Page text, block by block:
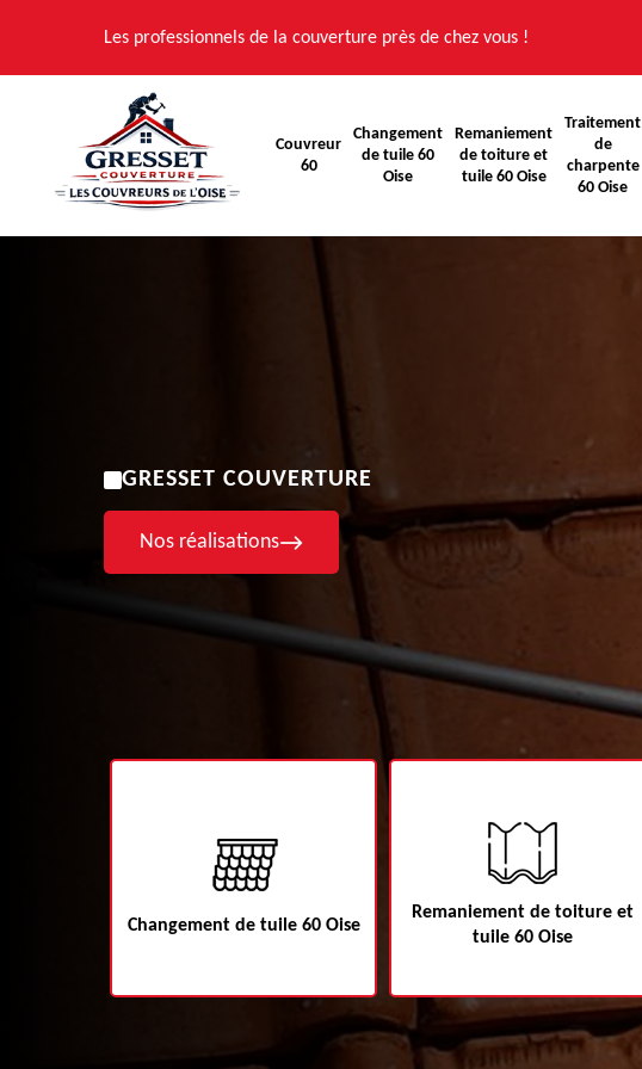
Les professionnels de la couverture près de chez vous !
Couvreur
60
Changement
de tuile 60
Oise
Remaniement
de toiture et
tuile 60 Oise
Traitement
de
charpente
60 Oise
GRESSET COUVERTURE
Nos réalisations
Changement de tuile 60 Oise
Remaniement de toiture et
tuile 60 Oise